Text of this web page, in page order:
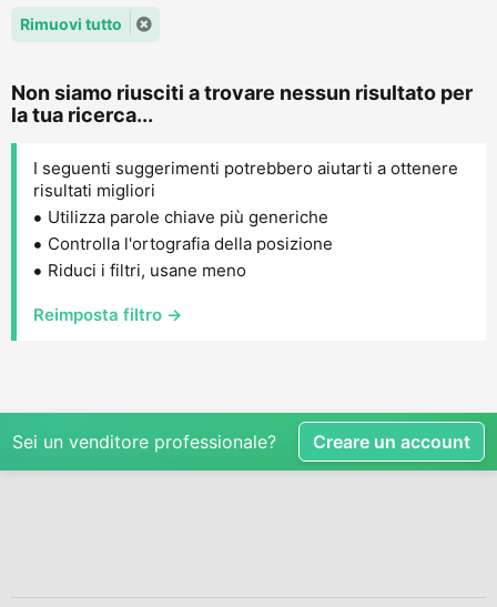
Rimuovi tutto
Non siamo riusciti a trovare nessun risultato per
la tua ricerca...
I seguenti suggerimenti potrebbero aiutarti a ottenere
risultati migliori
Utilizza parole chiave più generiche
Controlla l'ortografia della posizione
Riduci i filtri, usane meno
Reimposta filtro →
Sei un venditore professionale? Creare un account